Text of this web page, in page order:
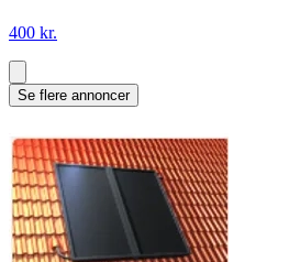
400 kr.
Se flere annoncer